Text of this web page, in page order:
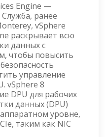
Engine —
ранее
vSphere
раскрывает всю
данных с
чтобы повысить
управление
vSphere 8
DPU для рабочих
данных (DPU)
уровне,
таким как NIC